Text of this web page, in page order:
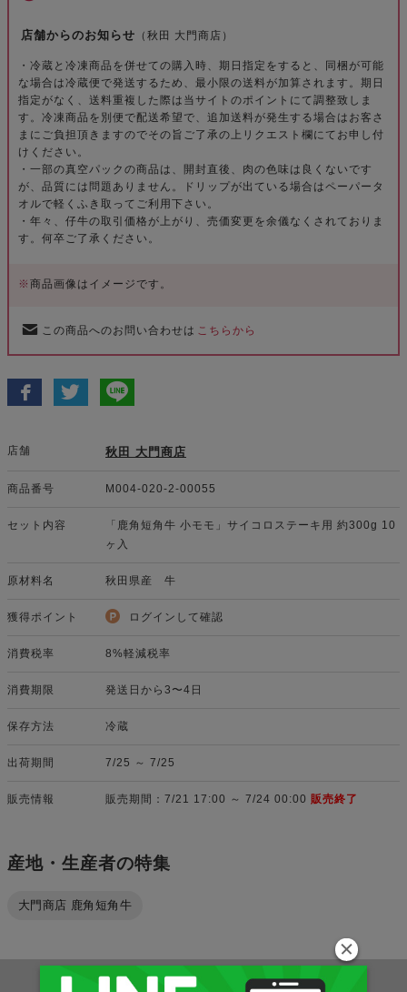
店舗からのお知らせ （秋田 大門商店）
・冷蔵と冷凍商品を併せての購入時、期日指定をすると、同梱が可能
な場合は冷蔵便で発送するため、最小限の送料が加算されます。期日
指定がなく、送料重複した際は当サイトのポイントにて調整致しま
す。冷凍商品を別便で配送希望で、追加送料が発生する場合はお客さ
まにご負担頂きますのでその旨ご了承の上リクエスト欄にてお申し付
けください。
・一部の真空パックの商品は、開封直後、肉の色味は良くないです
が、品質には問題ありません。ドリップが出ている場合はペーパータ
オルで軽くふき取ってご利用下さい。
・年々、仔牛の取引価格が上がり、売価変更を余儀なくされておりま
す。何卒ご了承ください。
※ 商品画像はイメージです。
この商品へのお問い合わせは こちらから
店舗 秋田 大門商店
商品番号 M004-020-2-00055
セット内容
「鹿角短角牛 小モモ」サイコロステーキ用 約300g 10
ヶ入
原材料名 秋田県産 牛
獲得ポイント ログインして確認
消費税率 8%軽減税率
消費期限 発送日から3〜4日
保存方法 冷蔵
出荷期間 7/25 ～ 7/25
販売情報 販売期間：7/21 17:00 ～ 7/24 00:00 販売終了
産地・生産者の特集
大門商店 鹿角短角牛
この商品の取扱い店舗